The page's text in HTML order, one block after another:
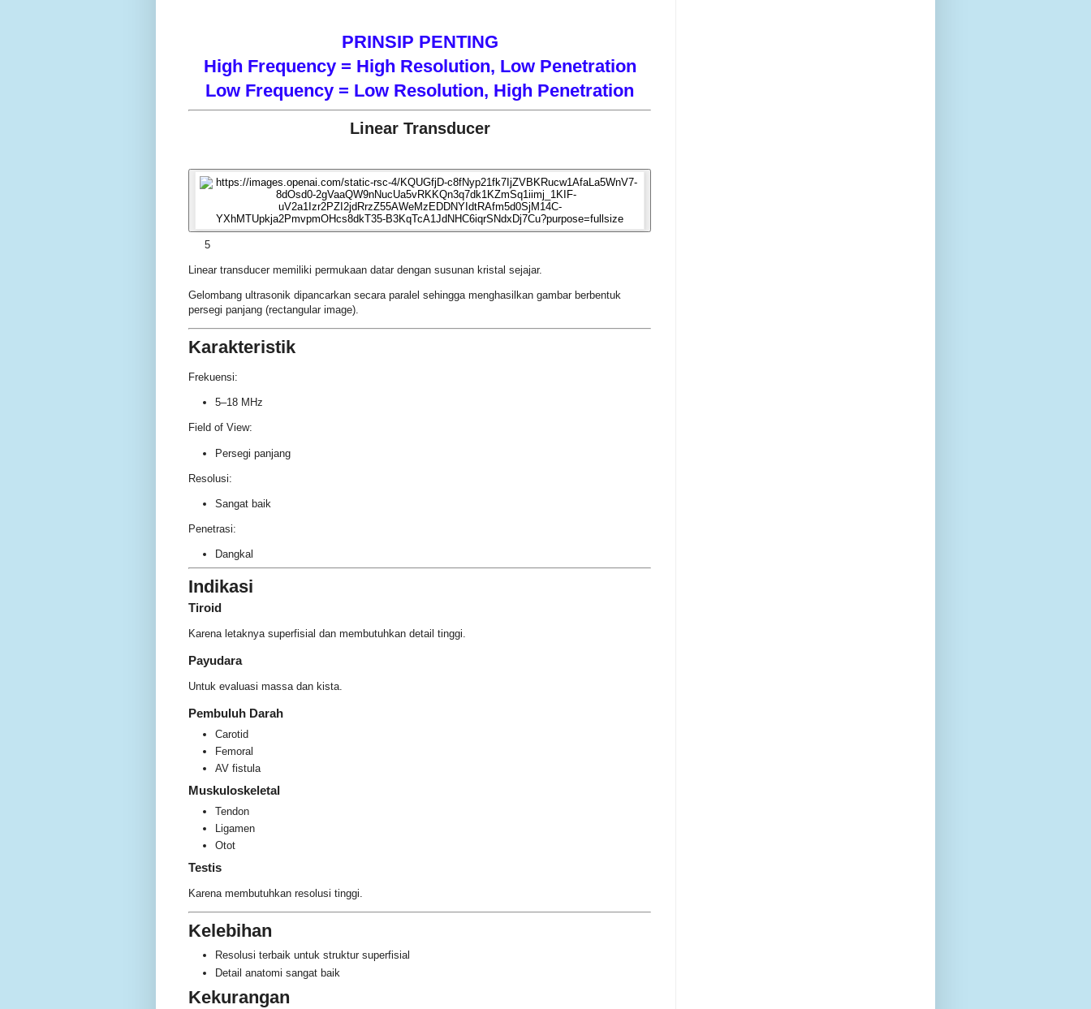
PRINSIP PENTING
High Frequency = High Resolution, Low Penetration
Low Frequency = Low Resolution, High Penetration
Linear Transducer
5
Linear transducer memiliki permukaan datar dengan susunan kristal sejajar.
Gelombang ultrasonik dipancarkan secara paralel sehingga menghasilkan gambar berbentuk
persegi panjang (rectangular image).
Karakteristik
Frekuensi:
5–18 MHz
Field of View:
Persegi panjang
Resolusi:
Sangat baik
Penetrasi:
Dangkal
Indikasi
Tiroid
Karena letaknya superfisial dan membutuhkan detail tinggi.
Payudara
Untuk evaluasi massa dan kista.
Pembuluh Darah
Carotid
Femoral
AV fistula
Muskuloskeletal
Tendon
Ligamen
Otot
Testis
Karena membutuhkan resolusi tinggi.
Kelebihan
Resolusi terbaik untuk struktur superfisial
Detail anatomi sangat baik
Kekurangan